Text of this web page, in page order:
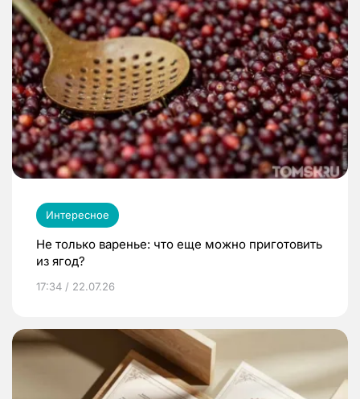
Интересное
Не только варенье: что еще можно приготовить
из ягод?
17:34 / 22.07.26